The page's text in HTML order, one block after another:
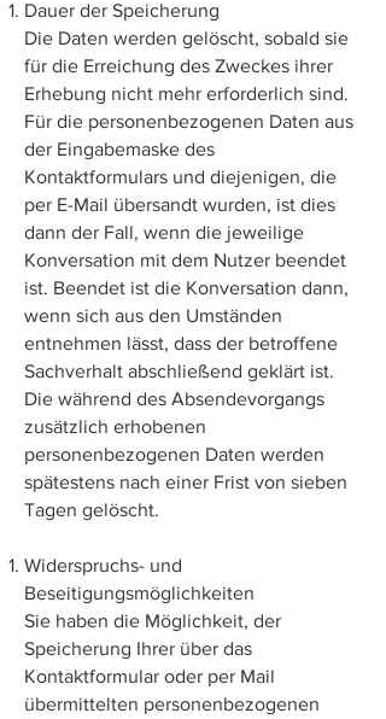
Dauer der Speicherung
Die Daten werden gelöscht, sobald sie
für die Erreichung des Zweckes ihrer
Erhebung nicht mehr erforderlich sind.
Für die personenbezogenen Daten aus
der Eingabemaske des
Kontaktformulars und diejenigen, die
per E-Mail übersandt wurden, ist dies
dann der Fall, wenn die jeweilige
Konversation mit dem Nutzer beendet
ist. Beendet ist die Konversation dann,
wenn sich aus den Umständen
entnehmen lässt, dass der betroffene
Sachverhalt abschließend geklärt ist.
Die während des Absendevorgangs
zusätzlich erhobenen
personenbezogenen Daten werden
spätestens nach einer Frist von sieben
Tagen gelöscht.
Widerspruchs- und
Beseitigungsmöglichkeiten
Sie haben die Möglichkeit, der
Speicherung Ihrer über das
Kontaktformular oder per Mail
übermittelten personenbezogenen